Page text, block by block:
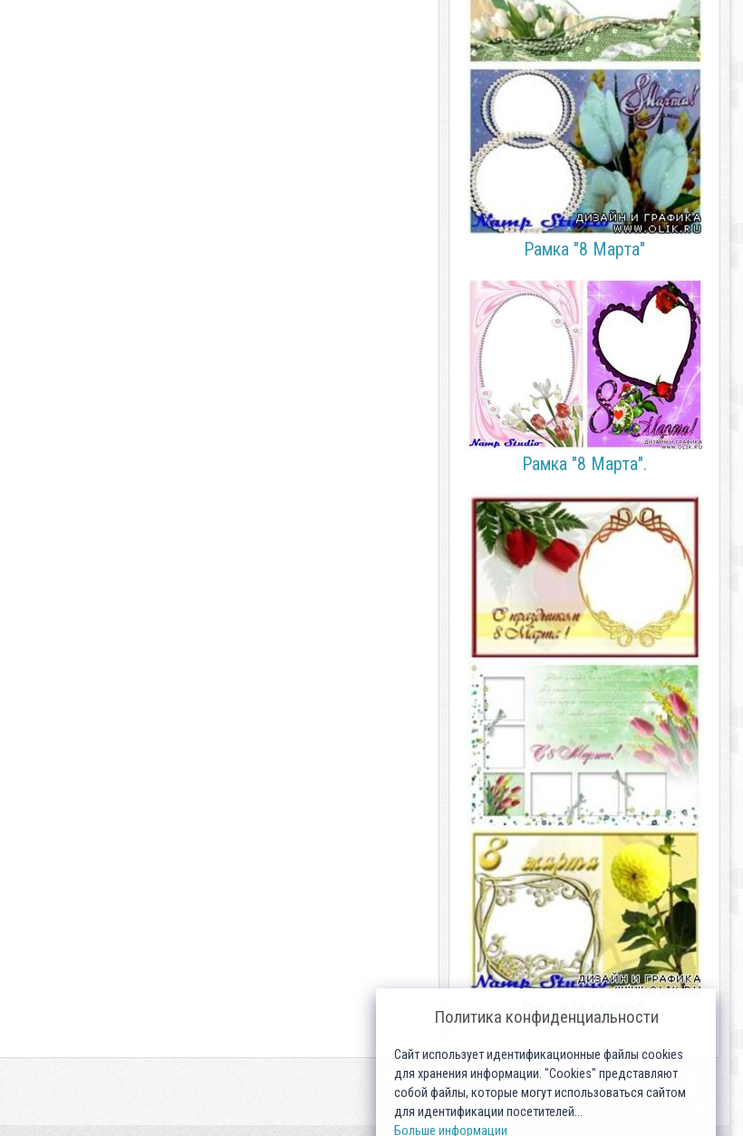
Рамка "8 Марта"
Рамка "8 Марта".
Рамка "8 Марта".
Политика конфиденциальности
Сайт использует идентификационные файлы cookies
для хранения информации. "Cookies" представляют
собой файлы, которые могут использоваться сайтом
для идентификации посетителей...
Больше информации